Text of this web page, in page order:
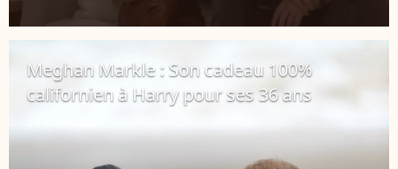
Meghan Markle : Son cadeau 100%
californien à Harry pour ses 36 ans